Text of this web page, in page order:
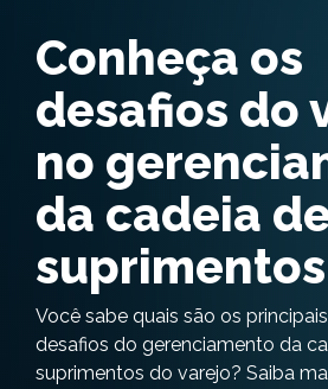
Conheça os
desafios do
no
da cadeia
suprimentos
Você sabe quais são os
desafios do gerenciamento da
suprimentos do varejo? Saiba